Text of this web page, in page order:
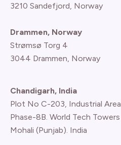
3210 Sandefjord, Norway
Drammen, Norway
Strømsø Torg 4
3044 Drammen, Norway
Chandigarh, India
Plot No C-203, Industrial Area.
Phase-8B. World Tech Towers
Mohali (Punjab). India